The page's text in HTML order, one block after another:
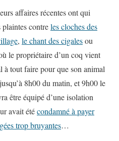
affaires récentes ont qui
plaintes contreles cloches des
, le chant des cigalesou
le propriétaire d’un coq vient
à tout faire pour que son animal
8h00 du matin, et 9h00 le
être équipé d’une isolation
avait étécondamné à payer
trop bruyantes…